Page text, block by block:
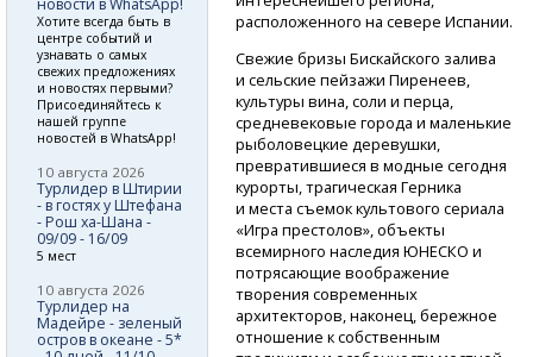
расположенного на севере Испании.
Свежие бризы Бискайского залива
и сельские пейзажи Пиренеев,
культуры вина, соли и перца,
средневековые города и маленькие
рыболовецкие деревушки,
превратившиеся в модные сегодня
курорты, трагическая Герника
и места съемок культового сериала
«Игра престолов», объекты
всемирного наследия ЮНЕСКО и
потрясающие воображение
творения современных
архитекторов, наконец, бережное
отношение к собственным
Хотите всегда быть в
центре событий и
узнавать о самых
свежих предложениях
и новостях первыми?
Присоединяйтесь к
нашей группе
новостей в WhatsApp!
10 августа 2026
Турлидер в Штирии
- в гостях у Штефана
- Рош ха-Шана -
09/09 - 16/09
5 мест
10 августа 2026
Турлидер на
Мадейре - зеленый
остров в океане - 5*